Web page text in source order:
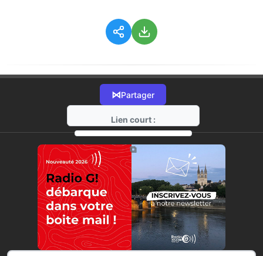
⋈Partager
Lien court :
https://radio-g.fr?3912
⧉